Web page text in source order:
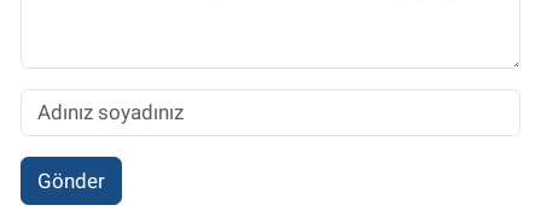
Gönder